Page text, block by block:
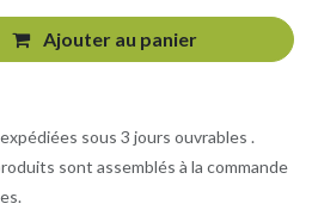
Ajouter au panier
sous 3 jours ouvrables .
sont assemblés à la commande